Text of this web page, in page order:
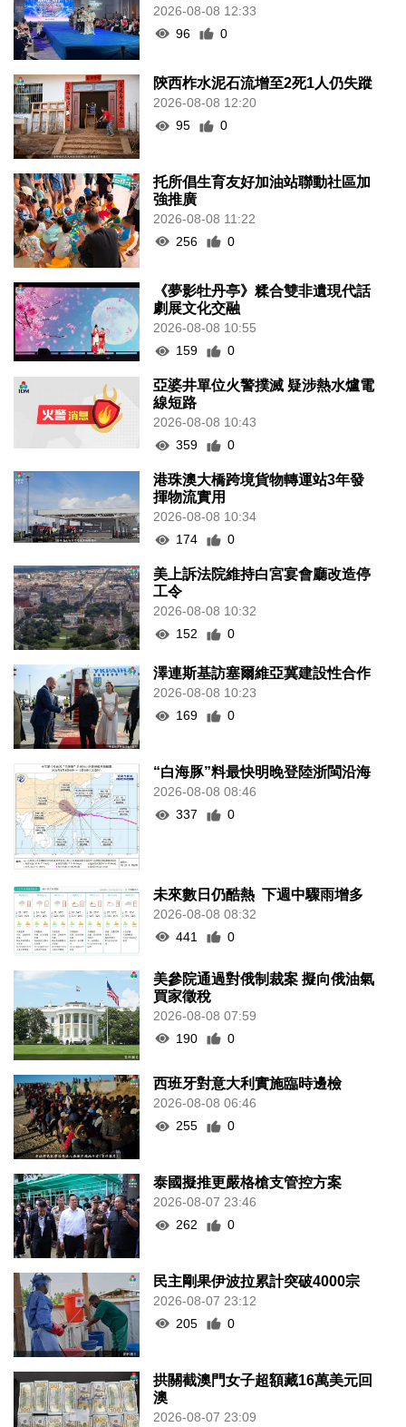
2026-08-08 12:33
96
0
陝西柞水泥石流增至2死1人仍失蹤
2026-08-08 12:20
95
0
托所倡生育友好加油站聯動社區加
強推廣
2026-08-08 11:22
256
0
《夢影牡丹亭》糅合雙非遺現代話
劇展文化交融
2026-08-08 10:55
159
0
亞婆井單位火警撲滅 疑涉熱水爐電
線短路
2026-08-08 10:43
359
0
港珠澳大橋跨境貨物轉運站3年發
揮物流實用
2026-08-08 10:34
174
0
美上訴法院維持白宮宴會廳改造停
工令
2026-08-08 10:32
152
0
澤連斯基訪塞爾維亞冀建設性合作
2026-08-08 10:23
169
0
“白海豚”料最快明晚登陸浙閩沿海
2026-08-08 08:46
337
0
未來數日仍酷熱 下週中驟雨增多
2026-08-08 08:32
441
0
美參院通過對俄制裁案 擬向俄油氣
買家徵稅
2026-08-08 07:59
190
0
西班牙對意大利實施臨時邊檢
2026-08-08 06:46
255
0
泰國擬推更嚴格槍支管控方案
2026-08-07 23:46
262
0
民主剛果伊波拉累計突破4000宗
2026-08-07 23:12
205
0
拱關截澳門女子超額藏16萬美元回
澳
2026-08-07 23:09